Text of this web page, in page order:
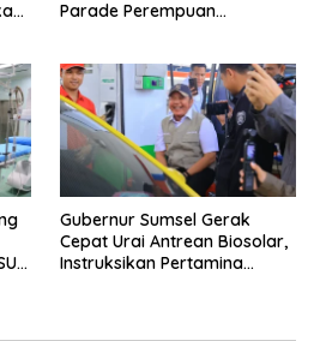
Parade Perempuan
Gubernur Sumsel Gerak
Cepat Urai Antrean Biosolar,
Instruksikan Pertamina